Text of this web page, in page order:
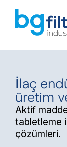
İlaç
üretim
Aktif
tabletleme
çözümleri.